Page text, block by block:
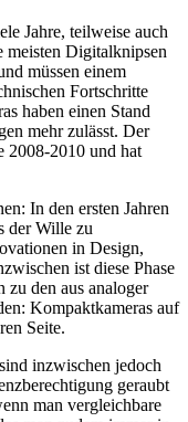
Jahre, teilweise auch
meisten Digitalknipsen
müssen einem
Fortschritte
haben einen Stand
mehr zulässt. Der
2008-2010 und hat
In den ersten Jahren
der Wille zu
in Design,
ist diese Phase
zu den aus analoger
Kompaktkameras auf
Seite.
inzwischen jedoch
geraubt
man vergleichbare